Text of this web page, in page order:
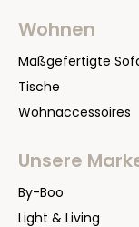
Wohnen
Maßgefertigte
Tische
Wohnaccessoires
Unsere
By-Boo
Light & Living